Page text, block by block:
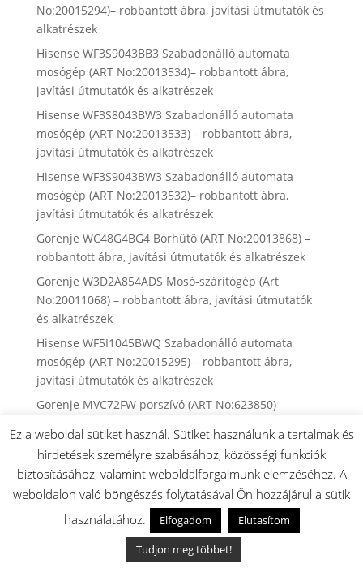
No:20015294)– robbantott ábra, javítási útmutatók és
alkatrészek
Hisense WF3S9043BB3 Szabadonálló automata
mosógép (ART No:20013534)– robbantott ábra,
javítási útmutatók és alkatrészek
Hisense WF3S8043BW3 Szabadonálló automata
mosógép (ART No:20013533) – robbantott ábra,
javítási útmutatók és alkatrészek
Hisense WF3S9043BW3 Szabadonálló automata
mosógép (ART No:20013532)– robbantott ábra,
javítási útmutatók és alkatrészek
Gorenje WC48G4BG4 Borhűtő (ART No:20013868) –
robbantott ábra, javítási útmutatók és alkatrészek
Gorenje W3D2A854ADS Mosó-szárítógép (Art
No:20011068) – robbantott ábra, javítási útmutatók
és alkatrészek
Hisense WF5I1045BWQ Szabadonálló automata
mosógép (ART No:20015295) – robbantott ábra,
javítási útmutatók és alkatrészek
Gorenje MVC72FW porszívó (ART No:623850)–
Gorenje GI642E90X beépíthető mosogatógép (ART
No:20011937)- robbantott ábra, házi javítási
útmutatók, és alkatrészek
► Gorenje kenyérsütő gépek robbantott ábrái,
alkatrész keresési listák
► Beépíthető gáz főzőlapok műszaki rajzai,
Ez a weboldal sütiket használ. Sütiket használunk a tartalmak és
hirdetések személyre szabásához, közösségi funkciók
biztosításához, valamint weboldalforgalmunk elemzéséhez. A
weboldalon való böngészés folytatásával Ön hozzájárul a sütik
használatához.
Elfogadom
Elutasítom
Tudjon meg többet!